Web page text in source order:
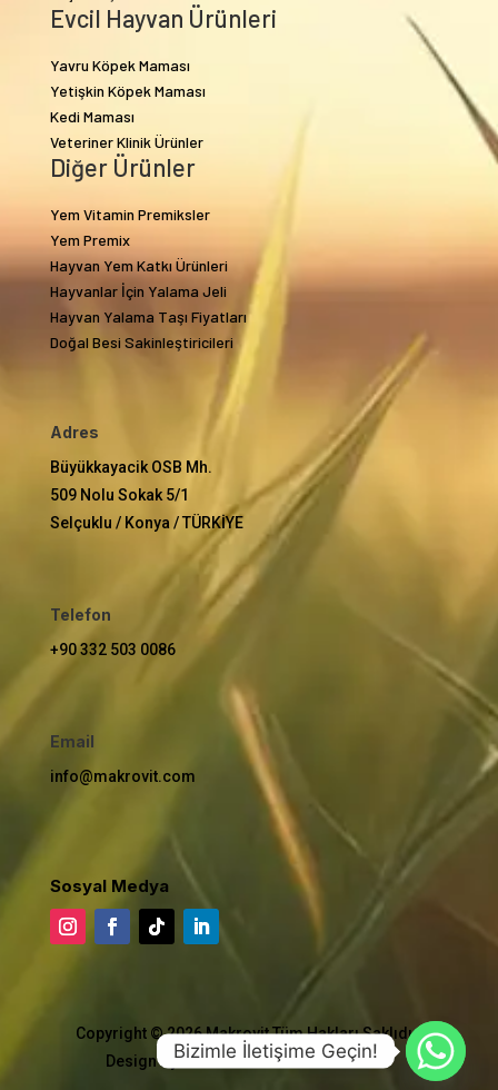
Evcil Hayvan Ürünleri
Yavru Köpek Maması
Yetişkin Köpek Maması
Kedi Maması
Veteriner Klinik Ürünler
Diğer Ürünler
Yem Vitamin Premiksler
Yem Premix
Hayvan Yem Katkı Ürünleri
Hayvanlar İçin Yalama Jeli
Hayvan Yalama Taşı Fiyatları
Doğal Besi Sakinleştiricileri
Adres
Büyükkayacik OSB Mh.
509 Nolu Sokak 5/1
Selçuklu / Konya / TÜRKİYE
Telefon
+90 332 503 0086
Email
info@makrovit.com
Sosyal Medya
Copyright © 2026 Makrovit Tüm Hakları Saklıdır.
Design By ENDÜSTRİYEL TEKNİK AJANS
Bizimle İletişime Geçin!